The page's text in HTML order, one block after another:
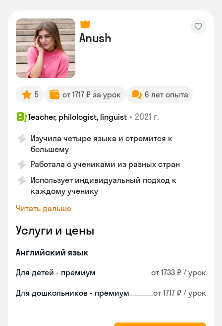
Anush
5 от 1717 ₽ за урок 6 лет опыта
Teacher, philologist, linguist • 2021 г.
Изучила четыре языка и стремится к
большему
Работала с учениками из разных стран
Использует индивидуальный подход к
каждому ученику
Читать дальше
Услуги и цены
Английский язык
Для детей - премиум от 1733 ₽ / урок
Для дошкольников - премиум от 1717 ₽ / урок